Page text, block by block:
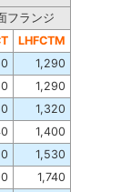
フランジ
LHFCTM
1,290
1,290
1,320
1,400
1,530
1,740